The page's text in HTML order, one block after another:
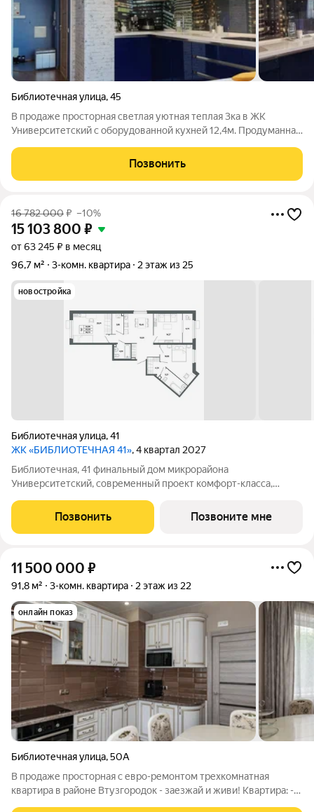
Библиотечная улица,45
В продаже просторная светлая уютная теплая 3ка в ЖК
Университетский с оборудованной кухней 12,4м. Продуманная
дизайнерский ремонт, балкон обшит панелями. Новому
собственнику остаются кухонный
Позвонить
16 782 000₽ –10%
15 103 800 ₽
от 63 245 ₽ в месяц
96,7 м²
3-комн. квартира 2 этаж из 25
новостройка
Библиотечная улица,41
ЖК «БИБЛИОТЕЧНАЯ 41», 4 квартал 2027
Библиотечная, 41 финальный дом микрорайона
Университетский, современный проект комфорт-класса,
«Первостроитель». Дом органично вписался в микрорайон,
став его естественным продолжением и унаследовав все
Позвонить Позвоните мне
11 500 000 ₽
91,8 м² 3-комн. квартира 2 этаж из 22
онлайн показ
Библиотечная улица,50А
В продаже просторная с евро-ремонтом трехкомнатная
квартира в районе Втузгородок - заезжай и живи! Квартира: -